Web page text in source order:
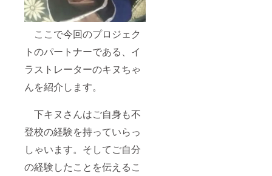
ここで今回のプロジェク
トのパートナーである、イ
ラストレーターのキヌちゃ
んを紹介します。
下キヌさんはご自身も不
登校の経験を持っていらっ
しゃいます。そしてご自分
の経験したことを伝えるこ